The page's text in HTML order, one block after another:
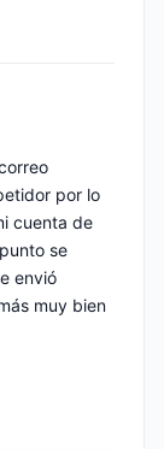
por lo
cuenta de
se
envió
muy bien